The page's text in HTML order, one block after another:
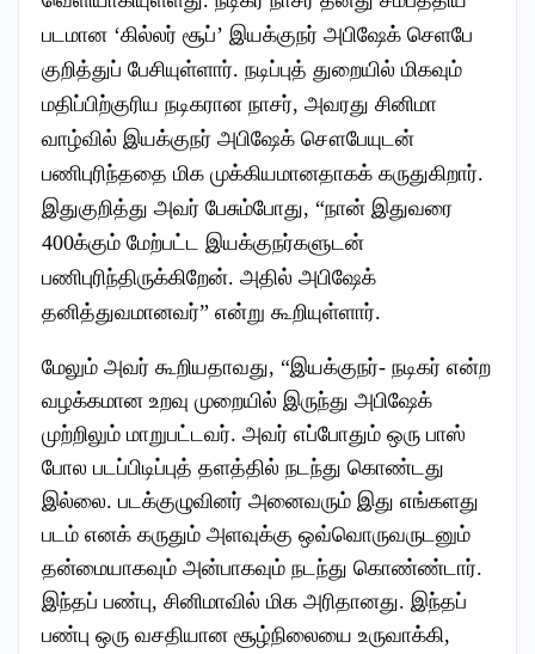
படமான ‘கில்லர் சூப்’ இயக்குநர் அபிஷேக் செளபே
குறித்துப் பேசியுள்ளார். நடிப்புத் துறையில் மிகவும்
மதிப்பிற்குரிய நடிகரான நாசர், அவரது சினிமா
வாழ்வில் இயக்குநர் அபிஷேக் சௌபேயுடன்
பணிபுரிந்ததை மிக முக்கியமானதாகக் கருதுகிறார்.
இதுகுறித்து அவர் பேசும்போது, “நான் இதுவரை
400க்கும் மேற்பட்ட இயக்குநர்களுடன்
பணிபுரிந்திருக்கிறேன். அதில் அபிஷேக்
தனித்துவமானவர்” என்று கூறியுள்ளார்.
மேலும் அவர் கூறியதாவது, “இயக்குநர்- நடிகர் என்ற
வழக்கமான உறவு முறையில் இருந்து அபிஷேக்
முற்றிலும் மாறுபட்டவர். அவர் எப்போதும் ஒரு பாஸ்
போல படப்பிடிப்புத் தளத்தில் நடந்து கொண்டது
இல்லை. படக்குழுவினர் அனைவரும் இது எங்களது
படம் எனக் கருதும் அளவுக்கு ஒவ்வொருவருடனும்
தன்மையாகவும் அன்பாகவும் நடந்து கொண்ண்டார்.
இந்தப் பண்பு, சினிமாவில் மிக அரிதானது. இந்தப்
பண்பு ஒரு வசதியான சூழ்நிலையை உருவாக்கி,